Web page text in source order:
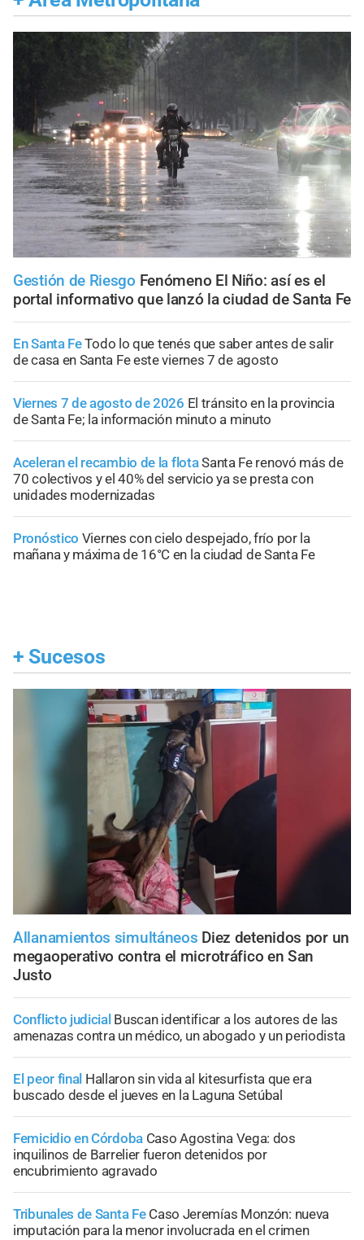
Gestión de Riesgo Fenómeno El Niño: así es el
portal informativo que lanzó la ciudad de Santa Fe
En Santa FeTodo lo que tenés que saber antes de salir
de casa en Santa Fe este viernes 7 de agosto
Viernes 7 de agosto de 2026 El tránsito en la provincia
de Santa Fe; la información minuto a minuto
Aceleran el recambio de la flotaSanta Fe renovó más de
70 colectivos y el 40% del servicio ya se presta con
unidades modernizadas
Pronóstico Viernes con cielo despejado, frío por la
mañana y máxima de 16°C en la ciudad de Santa Fe
+ Sucesos
Allanamientos simultáneos Diez detenidos por un
megaoperativo contra el microtráfico en San
Justo
Conflicto judicial Buscan identificar a los autores de las
amenazas contra un médico, un abogado y un periodista
El peor final Hallaron sin vida al kitesurfista que era
buscado desde el jueves en la Laguna Setúbal
Femicidio en Córdoba Caso Agostina Vega: dos
inquilinos de Barrelier fueron detenidos por
encubrimiento agravado
Tribunales de Santa Fe Caso Jeremías Monzón: nueva
imputación para la menor involucrada en el crimen